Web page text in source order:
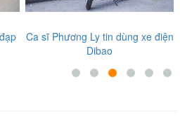
Ca sĩ Phương Ly tin dùng xe điện
Dibao